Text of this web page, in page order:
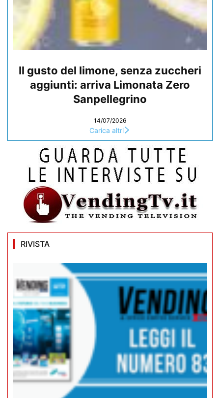
Il gusto del limone, senza zuccheri
aggiunti: arriva Limonata Zero
Sanpellegrino
14/07/2026
Carica altri
RIVISTA